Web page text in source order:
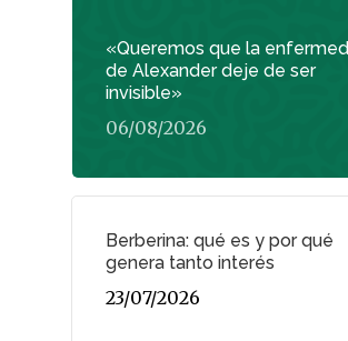
«Queremos que la
de Alexander deje de ser
invisible»
06/08/2026
Berberina: qué es y por qué
genera tanto interés
23/07/2026